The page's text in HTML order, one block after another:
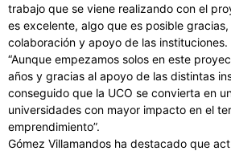
trabajo que se viene realizando con el
es excelente, algo que es posible
colaboración y apoyo de las instituciones.
“Aunque empezamos solos en este
años y gracias al apoyo de las distintas
conseguido que la UCO se convierta en
universidades con mayor impacto en el
emprendimiento”.
Gómez Villamandos ha destacado que